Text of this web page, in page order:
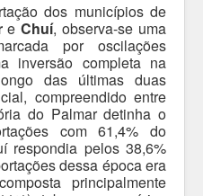
dos municípios de
eChuí, observa-se uma
por oscilações
inversão completa na
das últimas duas
compreendido entre
do Palmar detinha o
com 61,4% do
respondia pelos 38,6%
dessa época era
principalmente